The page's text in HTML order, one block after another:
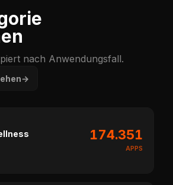
nach Anwendungsfall.
→
174.351
APPS